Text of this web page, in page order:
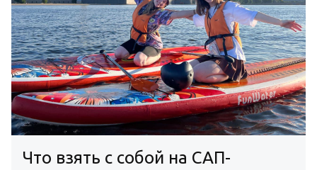
Что взять с собой на САП-